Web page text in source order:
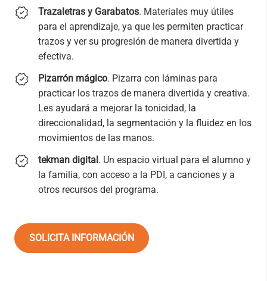
Trazaletras y Garabatos. Materiales muy útiles
para el aprendizaje, ya que les permiten practicar
trazos y ver su progresión de manera divertida y
efectiva.
Pizarrón mágico. Pizarra con láminas para
practicar los trazos de manera divertida y creativa.
Les ayudará a mejorar la tonicidad, la
direccionalidad, la segmentación y la fluidez en los
movimientos de las manos.
tekman digital. Un espacio virtual para el alumno y
la familia, con acceso a la PDI, a canciones y a
otros recursos del programa.
SOLICITA INFORMACIÓN